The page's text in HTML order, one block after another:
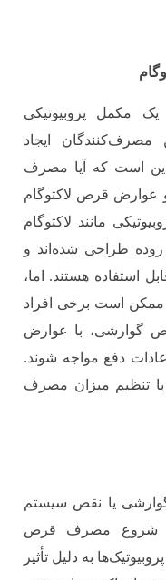
مکمل پروبیوتیکی
ایجاد
است که آیا مصرف
عوارض قرص لاکتوگام
مانند لاکتوگام
طراحی شده‌اند و
استفاده هستند. اما،
است برخی افراد
گوارشی، با عوارض
عادات دفع مواجه شوند.
تنظیم میزان مصرف
یا نقص سیستم
از شروع مصرف قرص
به دلیل تأثیر